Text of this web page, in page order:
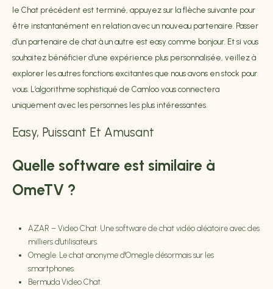
le Chat précédent est terminé, appuyez sur la flèche suivante pour
être instantanément en relation avec un nouveau partenaire. Passer
d’un partenaire de chat à un autre est easy comme bonjour. Et si vous
souhaitez bénéficier d’une expérience plus personnalisée, veillez à
explorer les autres fonctions excitantes que nous avons en stock pour
vous. L’algorithme sophistiqué de Camloo vous connectera
uniquement avec les personnes les plus intéressantes.
Easy, Puissant Et Amusant
Quelle software est similaire à
OmeTV ?
AZAR – Video Chat. Une software de chat vidéo aléatoire avec des
milliers d'utilisateurs.
Omegle. Le chat anonyme d'Omegle désormais sur les
smartphones.
Bermuda Video Chat.